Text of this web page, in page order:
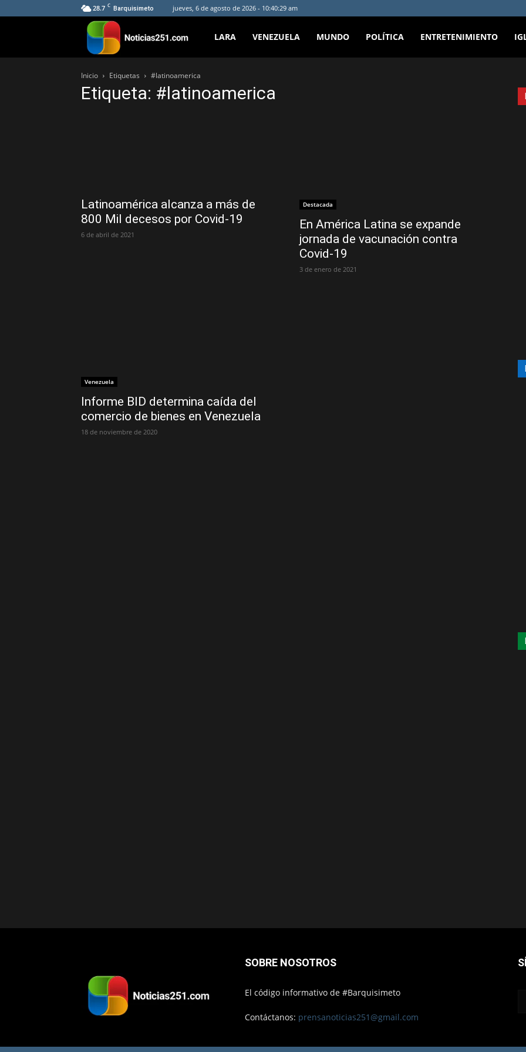
28.7 C Barquisimeto jueves, 6 de agosto de 2026 - 10:40:29 am
Noticias251
LARA VENEZUELA MUNDO POLÍTICA ENTRETENIMIENTO
Inicio Etiquetas #latinoamerica
Etiqueta: #latinoamerica
Latinoamérica alcanza a más de
800 Mil decesos por Covid-19
6 de abril de 2021
Destacada
En América Latina se expande
jornada de vacunación contra
Covid-19
3 de enero de 2021
Venezuela
Informe BID determina caída del
comercio de bienes en Venezuela
18 de noviembre de 2020
SOBRE NOSOTROS
El código informativo de #Barquisimeto
Contáctanos: prensanoticias251@gmail.com